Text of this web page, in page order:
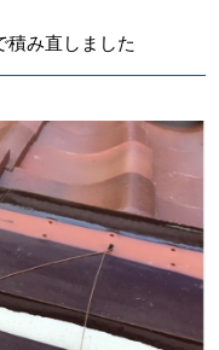
積み直しました